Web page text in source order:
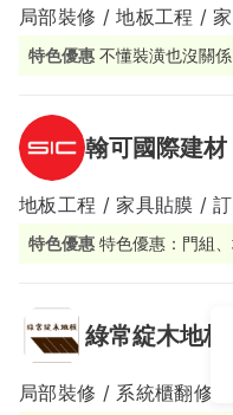
局部裝修 / 地板工程 /
特色優惠 不懂裝潢也沒關
翰可國際建材
地板工程 / 家具貼膜 /
特色優惠 特色優惠：門組
綠常綻木地板
局部裝修 / 系統櫃翻修 /